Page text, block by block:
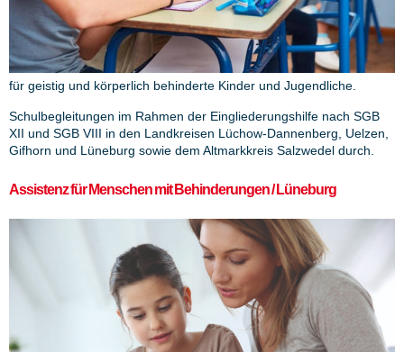
für geistig und körperlich behinderte Kinder und Jugendliche.
Schulbegleitungen im Rahmen der Eingliederungshilfe nach SGB
XII und SGB VIII in den Landkreisen Lüchow-Dannenberg, Uelzen,
Gifhorn und Lüneburg sowie dem Altmarkkreis Salzwedel durch.
Assistenz für Menschen mit Behinderungen / Lüneburg